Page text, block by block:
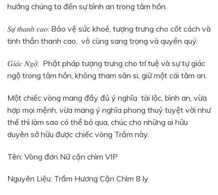
hướng chúng ta đến sự bình an trong tâm hồn.
𝑆𝑢̛̣ 𝑡ℎ𝑎𝑛ℎ 𝑐𝑎𝑜: Bảo vệ sức khoẻ, tượng trưng cho cốt cách và
tinh thần thanh cao, vô cùng sang trọng và quyền quý.
𝐺𝑖𝑎́𝑐 𝑁𝑔𝑜̣̂: Phật pháp tượng trưng cho trí tuệ và sự tự giác
ngộ trong tâm hồn, không tham sân si, giữ một cái tâm an.
Một chiếc vòng mang đầy đủ ý nghĩa tài lộc, bình an, vừa
hợp mọi mệnh, vừa mang ý nghĩa phong thuỷ tuyệt vời như
thế thì làm sao có thể bỏ qua, chúc cho những ai hữu
duyên sở hữu được chiếc vòng Trầm này.
Tên: Vòng đơn Nữ cận chìm VIP
Nguyên Liệu: Trầm Hương Cận Chìm 8 ly